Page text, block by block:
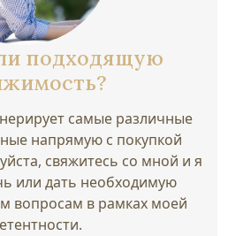
подходящую
самые различные
напрямую с покупкой
свяжитесь со мной и я
или дать необходимую
вопросам в рамках моей